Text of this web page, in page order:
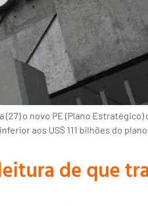
o novo PE (Plano Estratégico)
aos US$ 111 bilhões do
de que